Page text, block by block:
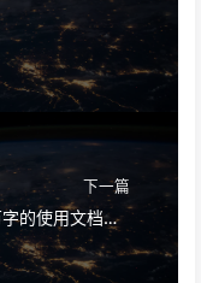
在报名还送书📖
次。